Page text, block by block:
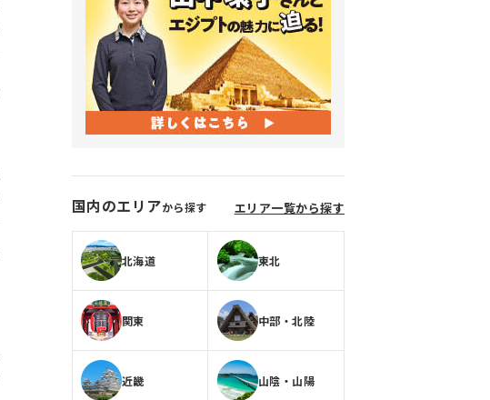
国内のエリアから探す エリア一覧から探す
北海道 東北
関東 中部・北陸
近畿 山陰・山陽